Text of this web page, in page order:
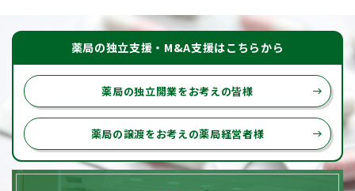
薬局の独立支援・M&A支援はこちらから
薬局の独立開業をお考えの皆様 east
薬局の譲渡をお考えの薬局経営者様 east